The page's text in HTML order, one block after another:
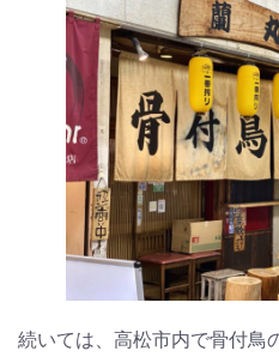
続いては、高松市内で骨付鳥